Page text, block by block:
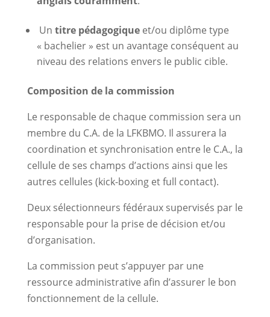
Un titre pédagogiqueet/ou diplôme type
« bachelier » est un avantage conséquent au
niveau des relations envers le public cible.
Composition de la commission
Le responsable de chaque commission sera un
membre du C.A. de la LFKBMO. Il assurera la
coordination et synchronisation entre le C.A., la
cellule de ses champs d’actions ainsi que les
autres cellules (kick-boxing et full contact).
Deux sélectionneurs fédéraux supervisés par le
responsable pour la prise de décision et/ou
d’organisation.
La commission peut s’appuyer par une
ressource administrative afin d’assurer le bon
fonctionnement de la cellule.